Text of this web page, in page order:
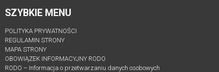
SZYBKIE MENU
POLITYKA PRYWATNOŚCI
REGULAMIN STRONY
MAPA STRONY
OBOWIĄZEK INFORMACYJNY RODO
RODO – Informacja o przetwarzaniu danych osobowych